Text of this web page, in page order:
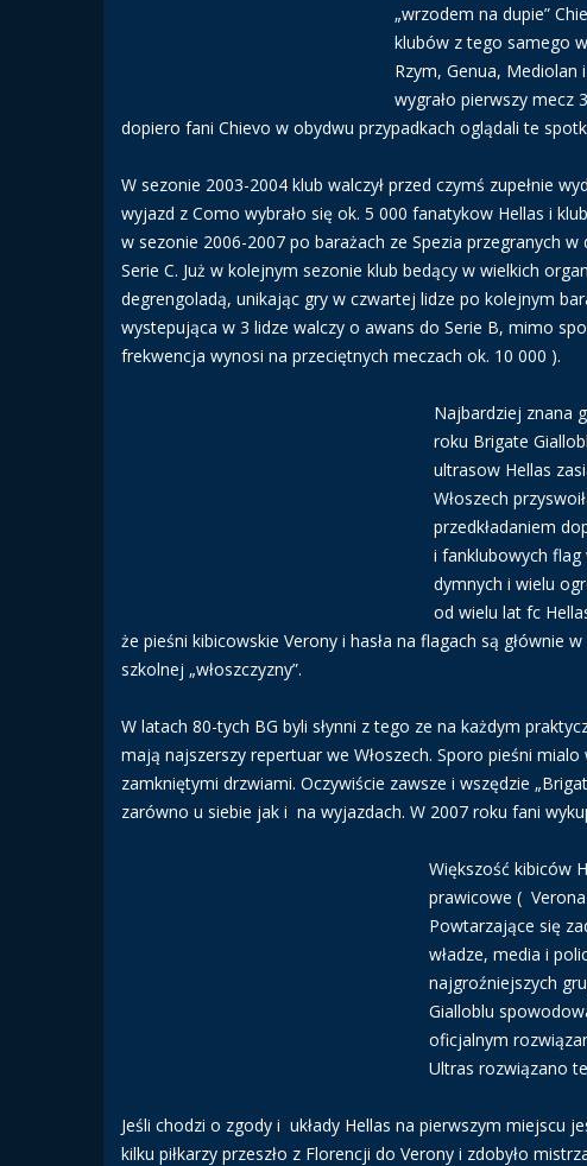
„wrzodem na dupie”
klubów z tego samego
Rzym, Genua, Mediolan
wygrało pierwszy mecz
dopiero fani Chievo w obydwu przypadkach oglądali te
W sezonie 2003-2004 klub walczył przed czymś zupełnie
wyjazd z Como wybrało się ok. 5 000 fanatykow Hellas i
w sezonie 2006-2007 po barażach ze Spezia przegranych
Serie C. Już w kolejnym sezonie klub bedący w wielkich
degrengoladą, unikając gry w czwartej lidze po kolejnym
wystepująca w 3 lidze walczy o awans do Serie B, mimo
frekwencja wynosi na przeciętnych meczach ok. 10 000 ).
Najbardziej znana
roku Brigate
ultrasow Hellas
Włoszech
przedkładaniem
i fanklubowych flag
dymnych i wielu
od wielu lat fc
że pieśni kibicowskie Verony i hasła na flagach są głównie
szkolnej „włoszczyzny”.
W latach 80-tych BG byli słynni z tego ze na każdym
mają najszerszy repertuar we Włoszech. Sporo pieśni
zamkniętymi drzwiami. Oczywiście zawsze i wszędzie
zarówno u siebie jak i na wyjazdach. W 2007 roku fani
Większość kibiców
prawicowe (
Powtarzające się
władze, media i
najgroźniejszych
Gialloblu
oficjalnym
Ultras rozwiązano
Jeśli chodzi o zgody i układy Hellas na pierwszym miejscu
kilku piłkarzy przeszło z Florencji do Verony i zdobyło